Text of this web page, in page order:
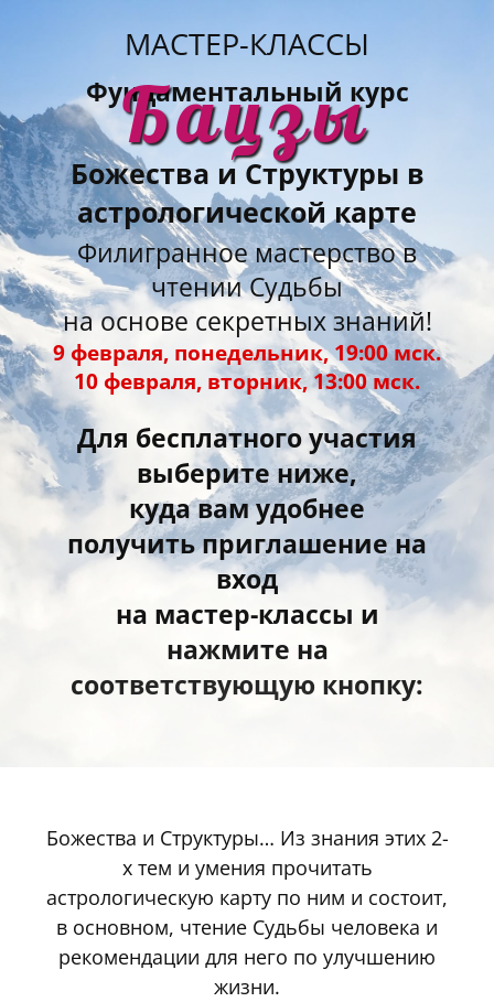
МАСТЕР-КЛАССЫ
Фундаментальный курс
Бацзы
Божества и Структуры в
астрологической карте
Филигранное мастерство в
чтении Судьбы
на основе секретных знаний!
9 февраля, понедельник, 19:00 мск.
10 февраля, вторник, 13:00 мск.
Для бесплатного участия
выберите ниже,
куда вам удобнее
получить приглашение на
вход
на мастер-классы и
нажмите на
соответствующую кнопку:
Божества и Структуры… Из знания этих 2-
х тем и умения прочитать
астрологическую карту по ним и состоит,
в основном, чтение Судьбы человека и
рекомендации для него по улучшению
жизни.